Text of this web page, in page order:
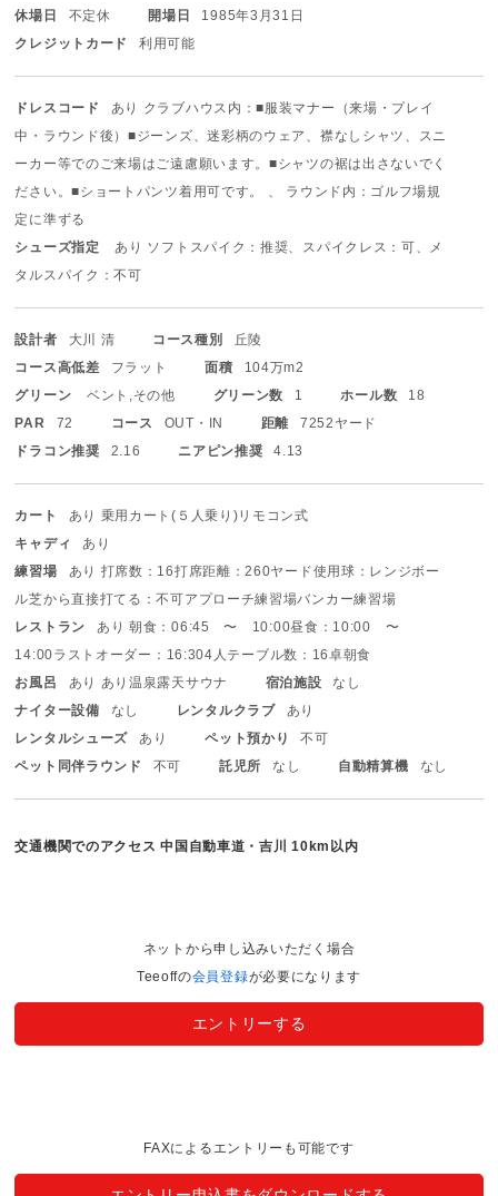
休場日 不定休 開場日
1985年3月31日
クレジットカード
利用可能
ドレスコード
あり クラブハウス内：■服装マナー（来場・プレイ
中・ラウンド後）■ジーンズ、迷彩柄のウェア、襟なしシャツ、スニ
ーカー等でのご来場はご遠慮願います。■シャツの裾は出さないでく
ださい。■ショートパンツ着用可です。
、 ラウンド内：ゴルフ場規
定に準ずる
シューズ指定
あり ソフトスパイク：推奨、スパイクレス：可、メ
タルスパイク：不可
設計者 大川 清 コース種別
丘陵
コース高低差
フラット 面積
104万m2
グリーン
ベント,その他 グリーン数 1 ホール数
18
PAR
72 コース OUT・IN 距離
7252ヤード
ドラコン推奨
2.16 ニアピン推奨 4.13
カート あり 乗用カート(５人乗り) リモコン式
キャディ
あり
練習場
あり 打席数：16打席距離：260ヤード使用球：レンジボー
ル芝から直接打てる：不可アプローチ練習場バンカー練習場
レストラン
あり 朝食：06:45 〜 10:00昼食：10:00 〜
14:00ラストオーダー：16:304人テーブル数：16卓朝食
お風呂
あり あり温泉露天サウナ 宿泊施設
なし
ナイター設備
なし レンタルクラブ
あり
レンタルシューズ
あり ペット預かり
不可
ペット同伴ラウンド
不可 託児所 なし 自動精算機 なし
交通機関でのアクセス中国自動車道・吉川 10km以内
ネットから申し込みいただく場合
Teeoffの会員登録が必要になります
エントリーする
FAXによるエントリーも可能です